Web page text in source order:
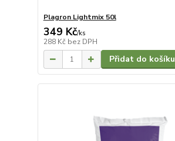
Plagron Lightmix 50l
349 Kč/ks
288 Kč bez DPH
Přidat do košíku